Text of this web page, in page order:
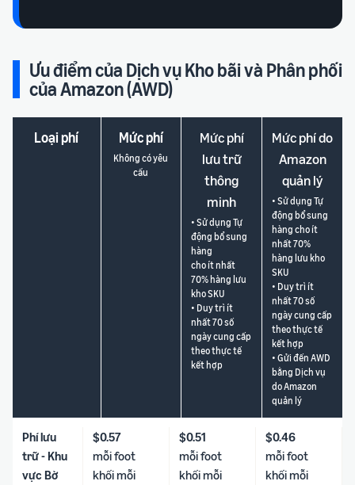
Ưu điểm của Dịch vụ Kho bãi và Phân phối
của Amazon (AWD)
Loại phí Mức phí
Không có yêu
cầu
Mức phí
lưu trữ
thông
minh
• Sử dụng Tự
động bổ sung
hàng
cho ít nhất
70% hàng lưu
kho SKU
• Duy trì ít
nhất 70 số
ngày cung cấp
theo thực tế
kết hợp
Mức phí do
Amazon
quản lý
• Sử dụng Tự
động bổ sung
hàng cho ít
nhất 70%
hàng lưu kho
SKU
• Duy trì ít
nhất 70 số
ngày cung cấp
theo thực tế
kết hợp
• Gửi đến AWD
bằng Dịch vụ
do Amazon
quản lý
Phí lưu
trữ - Khu
vực Bờ
$0.57
mỗi foot
khối mỗi
$0.51
mỗi foot
khối mỗi
$0.46
mỗi foot
khối mỗi